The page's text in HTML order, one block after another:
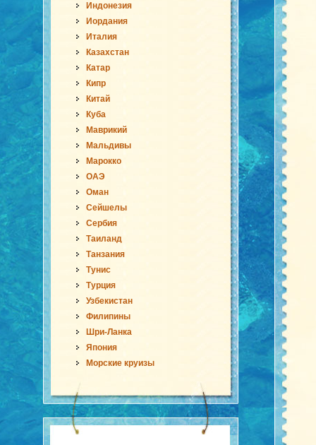
Индонезия
Иордания
Италия
Казахстан
Катар
Кипр
Китай
Куба
Маврикий
Мальдивы
Марокко
ОАЭ
Оман
Сейшелы
Сербия
Таиланд
Танзания
Тунис
Турция
Узбекистан
Филипины
Шри-Ланка
Япония
Морские круизы